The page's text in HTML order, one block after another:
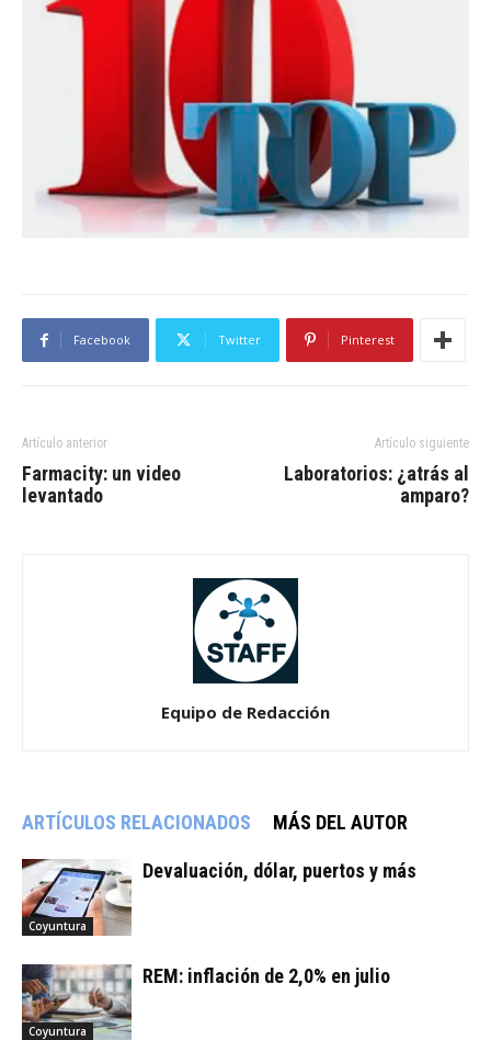
Facebook Twitter Pinterest
Artículo anterior
Farmacity: un video
levantado
Artículo siguiente
Laboratorios: ¿atrás al
amparo?
Equipo de Redacción
ARTÍCULOS RELACIONADOS MÁS DEL AUTOR
Coyuntura
Devaluación, dólar, puertos y más
Coyuntura
REM: inflación de 2,0% en julio